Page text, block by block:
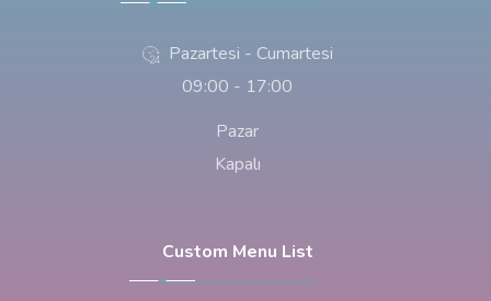
Pazartesi - Cumartesi
09:00 - 17:00
Pazar
Kapalı
Custom Menu List